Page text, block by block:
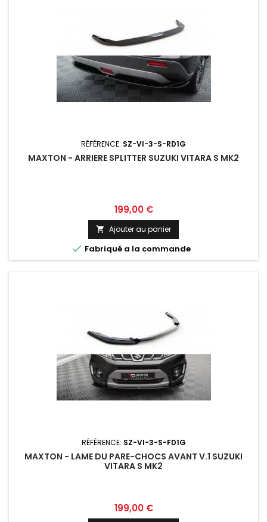
RÉFÉRENCE: SZ-VI-3-S-RD1G
MAXTON - ARRIERE SPLITTER SUZUKI VITARA S MK2
Prix
199,00 €
 Ajouter au panier
 Fabriqué a la commande
RÉFÉRENCE: SZ-VI-3-S-FD1G
MAXTON - LAME DU PARE-CHOCS AVANT V.1 SUZUKI
VITARA S MK2
Prix
199,00 €